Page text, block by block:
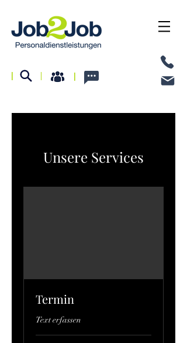
I I I
Unsere Services
Termin
Text erfassen